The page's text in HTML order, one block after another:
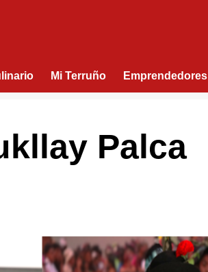
Mi Terruño Emprendedores
Palca